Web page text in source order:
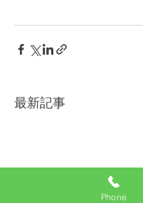
最新記事
Phone